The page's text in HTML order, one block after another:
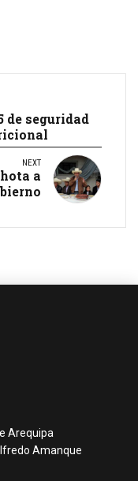
de seguridad
NEXT
a
Arequipa
Amanque